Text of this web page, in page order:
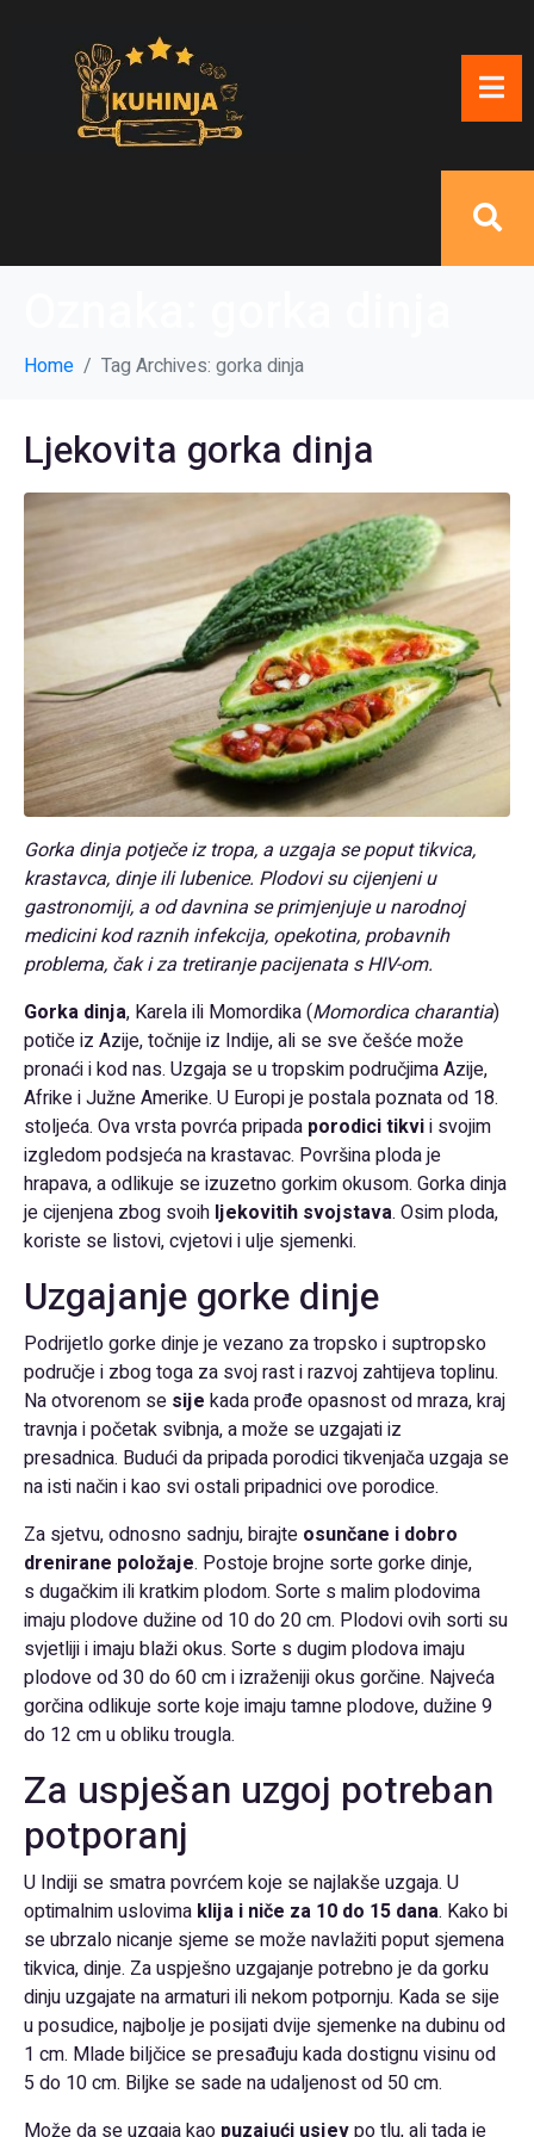
Home Tag Archives: gorka dinja
Ljekovita gorka dinja
Gorka dinja potječe iz tropa, a uzgaja se poput tikvica,
krastavca, dinje ili lubenice. Plodovi su cijenjeni u
gastronomiji, a od davnina se primjenjuje u narodnoj
medicini kod raznih infekcija, opekotina, probavnih
problema, čak i za tretiranje pacijenata s HIV-om.
Gorka dinja, Karela ili Momordika (Momordica charantia)
potiče iz Azije, točnije iz Indije, ali se sve češće može
pronaći i kod nas. Uzgaja se u tropskim područjima Azije,
Afrike i Južne Amerike. U Europi je postala poznata od 18.
stoljeća. Ova vrsta povrća pripada porodici tikvii svojim
izgledom podsjeća na krastavac. Površina ploda je
hrapava, a odlikuje se izuzetno gorkim okusom. Gorka dinja
je cijenjena zbog svoih ljekovitih svojstava. Osim ploda,
koriste se listovi, cvjetovi i ulje sjemenki.
Uzgajanje gorke dinje
Podrijetlo gorke dinje je vezano za tropsko i suptropsko
područje i zbog toga za svoj rast i razvoj zahtijeva toplinu.
Na otvorenom se sije kada prođe opasnost od mraza, kraj
travnja i početak svibnja, a može se uzgajati iz
presadnica. Budući da pripada porodici tikvenjača uzgaja se
na isti način i kao svi ostali pripadnici ove porodice.
Za sjetvu, odnosno sadnju, birajte osunčane i dobro
drenirane položaje. Postoje brojne sorte gorke dinje,
s dugačkim ili kratkim plodom. Sorte s malim plodovima
imaju plodove dužine od 10 do 20 cm. Plodovi ovih sorti su
svjetliji i imaju blaži okus. Sorte s dugim plodova imaju
plodove od 30 do 60 cm i izraženiji okus gorčine. Najveća
gorčina odlikuje sorte koje imaju tamne plodove, dužine 9
do 12 cm u obliku trougla.
Za uspješan uzgoj potreban
potporanj
U Indiji se smatra povrćem koje se najlakše uzgaja. U
optimalnim uslovima klija i niče za 10 do 15 dana. Kako bi
se ubrzalo nicanje sjeme se može navlažiti poput sjemena
tikvica, dinje. Za uspješno uzgajanje potrebno je da gorku
dinju uzgajate na armaturi ili nekom potpornju. Kada se sije
u posudice, najbolje je posijati dvije sjemenke na dubinu od
1 cm. Mlade biljčice se presađuju kada dostignu visinu od
5 do 10 cm. Biljke se sade na udaljenost od 50 cm.
Može da se uzgaja kao puzajući usjevpo tlu, ali tada je